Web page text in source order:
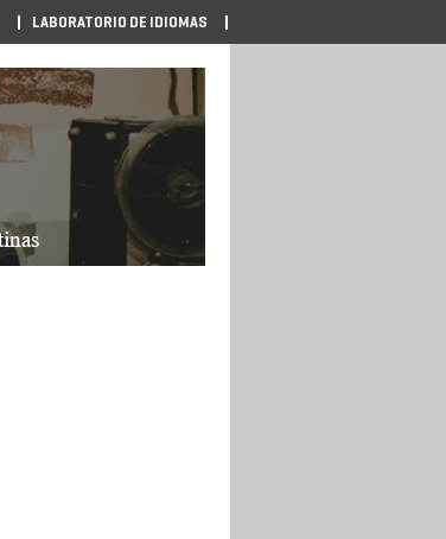
LABORATORIO DE IDIOMAS